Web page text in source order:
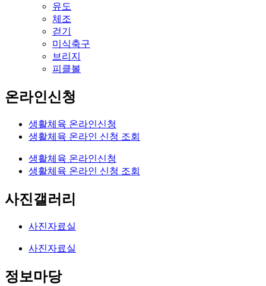
유도
체조
걷기
미식축구
브리지
피클볼
온라인신청
생활체육 온라인신청
생활체육 온라인 신청 조회
생활체육 온라인신청
생활체육 온라인 신청 조회
사진갤러리
사진자료실
사진자료실
정보마당